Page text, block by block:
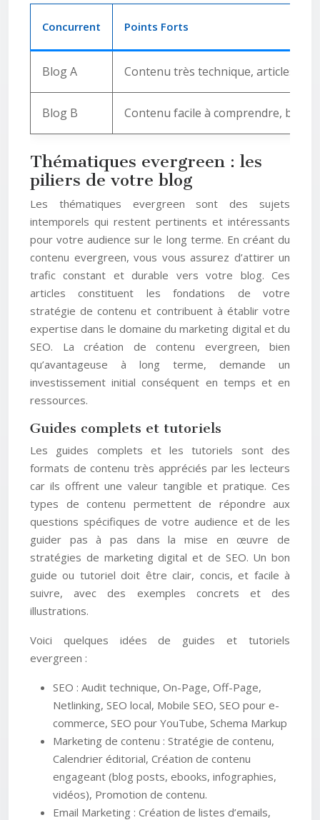
Concurrent Points Forts
Blog A Contenu très technique, articles de
Blog B Contenu facile à comprendre,
Thématiques evergreen : les
piliers de votre blog
Les thématiques evergreen sont des sujets
intemporels qui restent pertinents et intéressants
pour votre audience sur le long terme. En créant du
contenu evergreen, vous vous assurez d’attirer un
trafic constant et durable vers votre blog. Ces
articles constituent les fondations de votre
stratégie de contenu et contribuent à établir votre
expertise dans le domaine du marketing digital et du
SEO. La création de contenu evergreen, bien
qu’avantageuse à long terme, demande un
investissement initial conséquent en temps et en
ressources.
Guides complets et tutoriels
Les guides complets et les tutoriels sont des
formats de contenu très appréciés par les lecteurs
car ils offrent une valeur tangible et pratique. Ces
types de contenu permettent de répondre aux
questions spécifiques de votre audience et de les
guider pas à pas dans la mise en œuvre de
stratégies de marketing digital et de SEO. Un bon
guide ou tutoriel doit être clair, concis, et facile à
suivre, avec des exemples concrets et des
illustrations.
Voici quelques idées de guides et tutoriels
evergreen :
SEO : Audit technique, On-Page, Off-Page,
Netlinking, SEO local, Mobile SEO, SEO pour e-
commerce, SEO pour YouTube, Schema Markup
Marketing de contenu : Stratégie de contenu,
Calendrier éditorial, Création de contenu
engageant (blog posts, ebooks, infographies,
vidéos), Promotion de contenu.
Email Marketing : Création de listes d’emails,